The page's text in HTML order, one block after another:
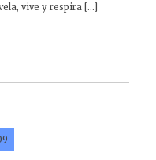
vive y respira […]